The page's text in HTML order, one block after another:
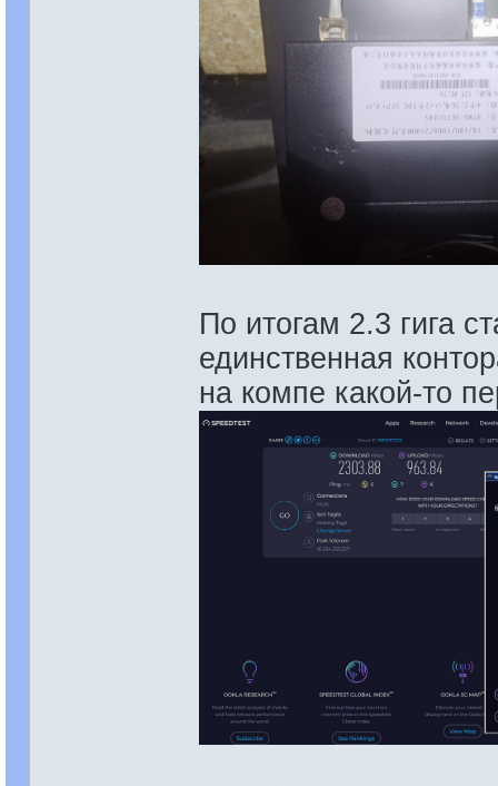
По итогам 2.3 гига
единственная
на компе какой-то